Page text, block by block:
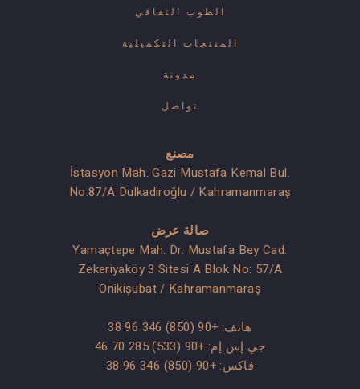
الطوب الثقافي
المنتجات التكميلية
مدونة
تواصل
مصنع
İstasyon Mah. Gazi Mustafa Kemal Bul.
No:87/A Dulkadiroğlu / Kahramanmaraş
صالة عرض
Yamaçtepe Mah. Dr. Mustafa Bey Cad.
Zekeriyaköy 3 Sitesi A Blok No: 57/A
Onikişubat / Kahramanmaraş
هاتف: +90 (850) 346 96 38
جي إس إم: +90 (533) 285 70 46
فاكس: +90 (850) 346 96 38